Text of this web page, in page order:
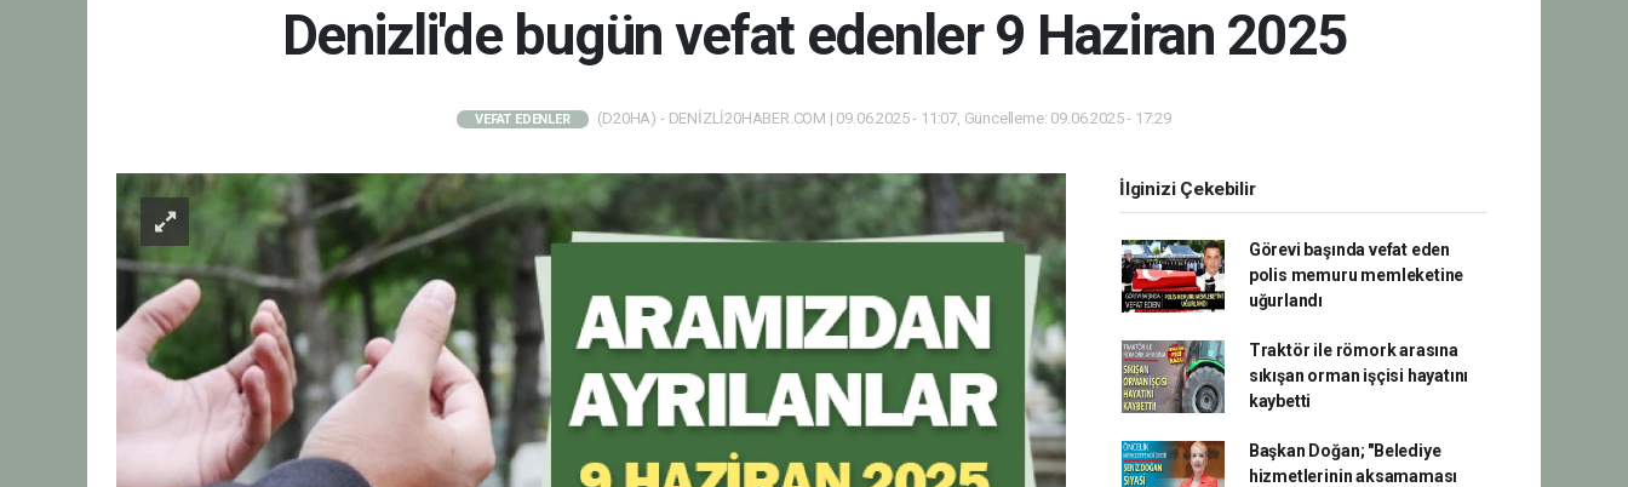
Denizli'de bugün vefat edenler 9 Haziran 2025
VEFAT EDENLER (D20HA) - DENİZLİ20HABER.COM | 09.06.2025 - 11:07, Güncelleme: 09.06.2025 - 17:29
İlginizi Çekebilir
Görevi başında vefat eden
polis memuru memleketine
uğurlandı
Traktör ile römork arasına
sıkışan orman işçisi hayatını
kaybetti
Başkan Doğan; "Belediye
hizmetlerinin aksamaması